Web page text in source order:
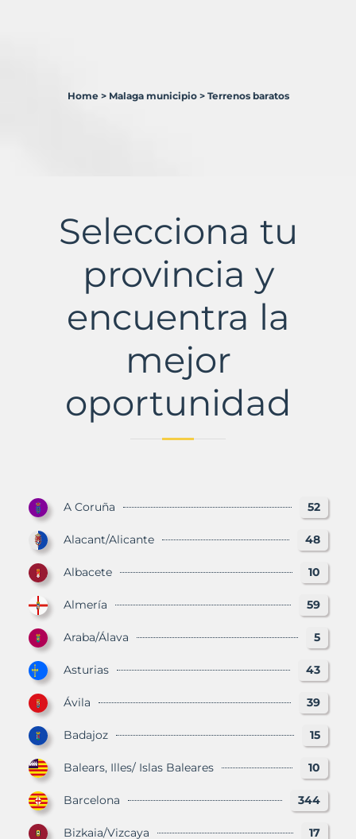
Murbalands
Home > Malaga municipio > Terrenos baratos
Selecciona tu
provincia y
encuentra la
mejor
oportunidad
A Coruña 52
Alacant/Alicante 48
Albacete 10
Almería 59
Araba/Álava 5
Asturias 43
Ávila 39
Badajoz 15
Balears, Illes/ Islas Baleares 10
Barcelona 344
Bizkaia/Vizcaya 17